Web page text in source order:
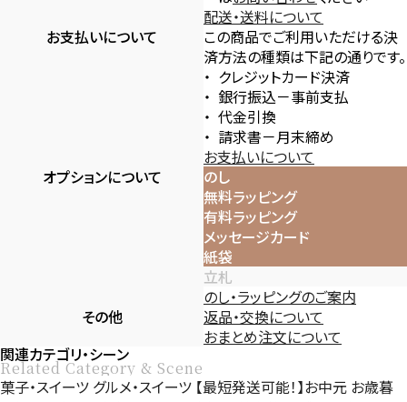
配送・送料について
お支払いについて
この商品でご利用いただける決
済方法の種類は下記の通りです。
クレジットカード決済
銀行振込－事前支払
代金引換
請求書－月末締め
お支払いについて
オプションについて
のし
無料ラッピング
有料ラッピング
メッセージカード
紙袋
立札
のし・ラッピングのご案内
その他
返品・交換について
おまとめ注文について
関連カテゴリ・シーン
Related Category & Scene
菓子・スイーツ グルメ・スイーツ 【最短発送可能！】お中元 お歳暮